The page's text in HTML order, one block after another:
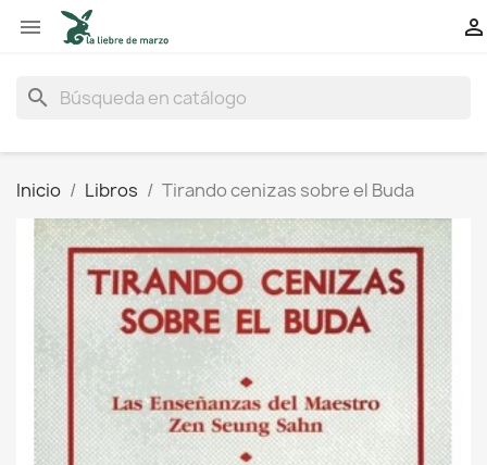
 
search
Inicio Libros Tirando cenizas sobre el Buda